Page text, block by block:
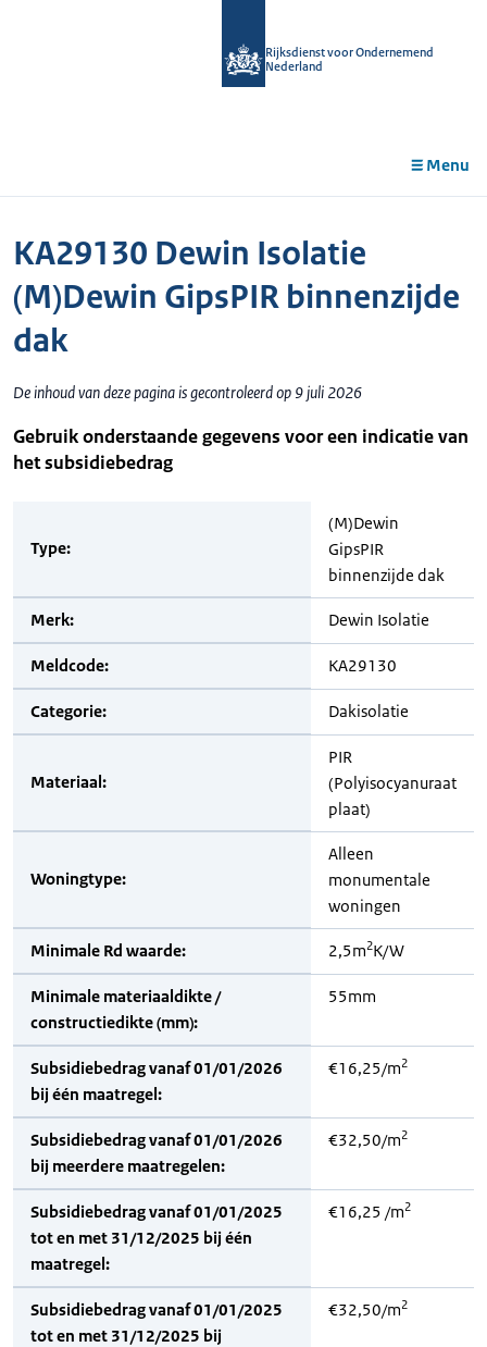
Rijksdienst voor Ondernemend
Nederland
Menu
KA29130 Dewin Isolatie
(M)Dewin GipsPIR binnenzijde
dak
De inhoud van deze pagina is gecontroleerd op 9 juli 2026
Gebruik onderstaande gegevens voor een indicatie van
het subsidiebedrag
Type:
(M)Dewin
GipsPIR
binnenzijde dak
Merk: Dewin Isolatie
Meldcode: KA29130
Categorie: Dakisolatie
Materiaal:
PIR
(Polyisocyanuraat
plaat)
Woningtype:
Alleen
monumentale
woningen
Minimale Rd waarde: 2,5m2K/W
Minimale materiaaldikte /
constructiedikte (mm):
55mm
Subsidiebedrag vanaf 01/01/2026
bij één maatregel:
€16,25/m2
Subsidiebedrag vanaf 01/01/2026
bij meerdere maatregelen:
€32,50/m2
Subsidiebedrag vanaf 01/01/2025
tot en met 31/12/2025 bij één
maatregel:
€16,25 /m2
Subsidiebedrag vanaf 01/01/2025
tot en met 31/12/2025 bij
€32,50/m2